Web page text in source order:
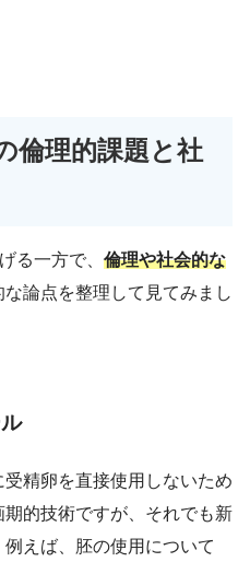
倫理的課題と社
る一方で、 倫理や社会的な
な論点を整理して見てみまし
精卵を直接使用しないため
的技術ですが、それでも新
えば、胚の使用について